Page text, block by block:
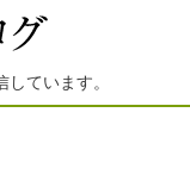
ています。